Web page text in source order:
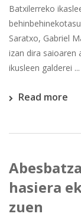
Batxilerreko
Saratxo, Gabriel
izan dira saioaren
ikusleen galderei ...
Read more
hasiera
zuen